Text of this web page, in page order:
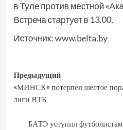
в Туле против местной
Встреча стартует в 13.00.
Источник:www.belta.by
Предыдущий
«МИНСК» потерпел шестое
лиги ВТБ
БАТЭ уступил